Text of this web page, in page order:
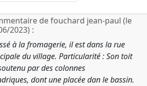
de fouchard jean-paul (le
2023) :
à la fromagerie, il est dans la rue
du village. Particularité : Son toit
par des colonnes
dont une placée dan le bassin.